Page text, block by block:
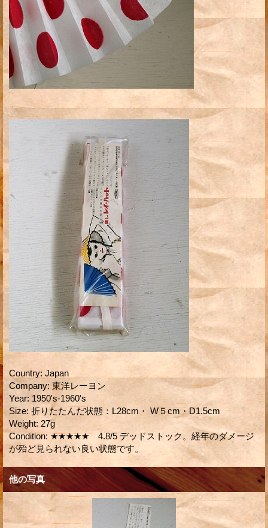
Country: Japan
Company: 東洋レーヨン
Year: 1950's-1960's
Size: 折りたたんだ状態：L28cm・ W５cm・D1.5cm
Weight: 27g
Condition: ★★★★★ 4.8/5 デッドストック。経年のダメージ
が殆ど見られない良い状態です。
他の写真